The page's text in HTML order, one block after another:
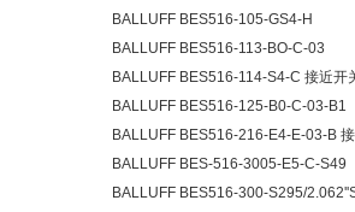
BALLUFF BES516-105-GS4-H
BALLUFF BES516-113-BO-C-03
BALLUFF BES516-114-S4-C 接近开
BALLUFF BES516-125-B0-C-03-B1
BALLUFF BES516-216-E4-E-03-B
BALLUFF BES-516-3005-E5-C-S49
BALLUFF BES516-300-S295/